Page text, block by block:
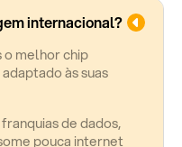
internacional?
o melhor chip
às suas
de dados,
pouca internet